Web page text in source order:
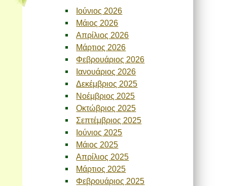
Ιούνιος 2026
Μάιος 2026
Απρίλιος 2026
Μάρτιος 2026
Φεβρουάριος 2026
Ιανουάριος 2026
Δεκέμβριος 2025
Νοέμβριος 2025
Οκτώβριος 2025
Σεπτέμβριος 2025
Ιούνιος 2025
Μάιος 2025
Απρίλιος 2025
Μάρτιος 2025
Φεβρουάριος 2025